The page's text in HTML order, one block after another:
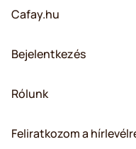
Cafay.hu
Bejelentkezés
Rólunk
Feliratkozom a